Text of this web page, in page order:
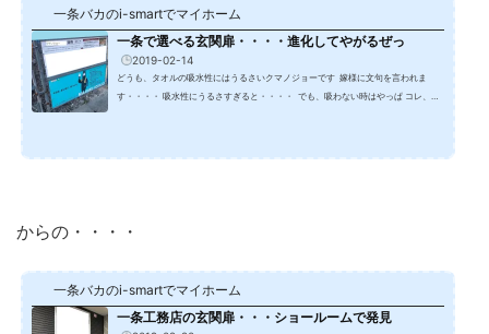
一条バカのi-smartでマイホーム
一条で選べる玄関扉・・・・進化してやがるぜっ
2019-02-14
どうも、タオルの吸水性にはうるさいクマノジョーです 嫁様に文句を言われま
す・・・・ 吸水性にうるさすぎると・・・・ でも、吸わない時はやっぱ コレ、全
からの・・・・
一条バカのi-smartでマイホーム
一条工務店の玄関扉・・・ショールームで発見